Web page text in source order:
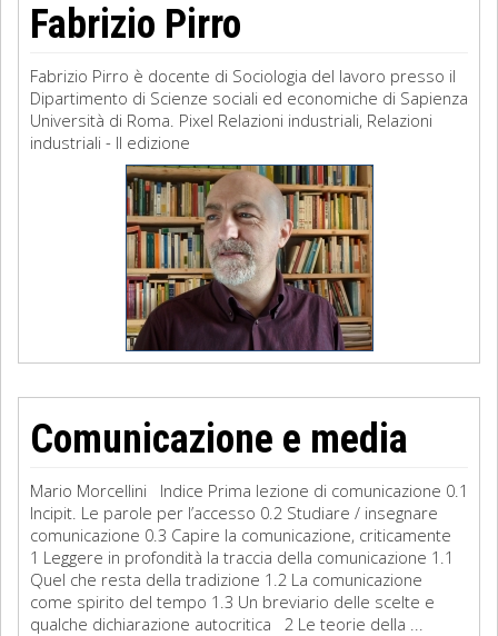
Fabrizio Pirro
Fabrizio Pirro è docente di Sociologia del lavoro presso il
Dipartimento di Scienze sociali ed economiche di Sapienza
Università di Roma. Pixel Relazioni industriali, Relazioni
industriali - II edizione
Comunicazione e media
Mario Morcellini Indice Prima lezione di comunicazione 0.1
Incipit. Le parole per l’accesso 0.2 Studiare / insegnare
comunicazione 0.3 Capire la comunicazione, criticamente
1 Leggere in profondità la traccia della comunicazione 1.1
Quel che resta della tradizione 1.2 La comunicazione
come spirito del tempo 1.3 Un breviario delle scelte e
qualche dichiarazione autocritica 2 Le teorie della ...